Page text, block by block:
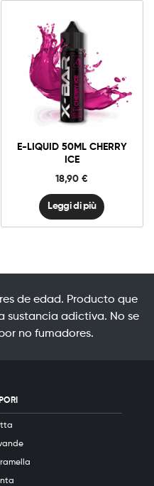
E-LIQUID 50ML CHERRY
ICE
18,90€
Leggi di più
de edad. Producto que
sustancia adictiva. No se
no fumadores.